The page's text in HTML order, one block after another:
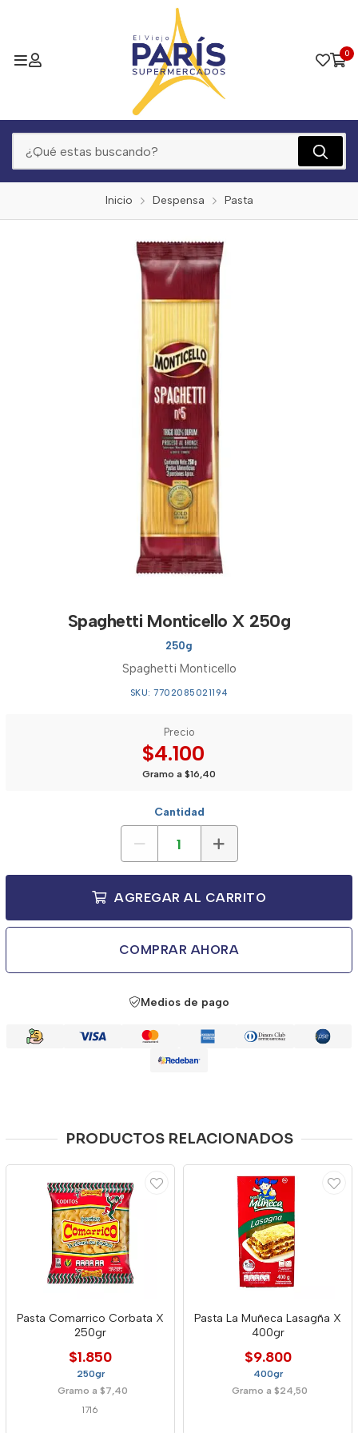
0
Inicio Despensa Pasta
Spaghetti Monticello X 250g
250g
Spaghetti Monticello
SKU: 7702085021194
Precio
$4.100
Gramo a $16,40
Cantidad
AGREGAR AL CARRITO
COMPRAR AHORA
Medios de pago
PRODUCTOS RELACIONADOS
Pasta Comarrico Corbata X
250gr
$1.850
250gr
Gramo a $7,40
1716
Pasta La Muñeca Lasagña X
400gr
$9.800
400gr
Gramo a $24,50